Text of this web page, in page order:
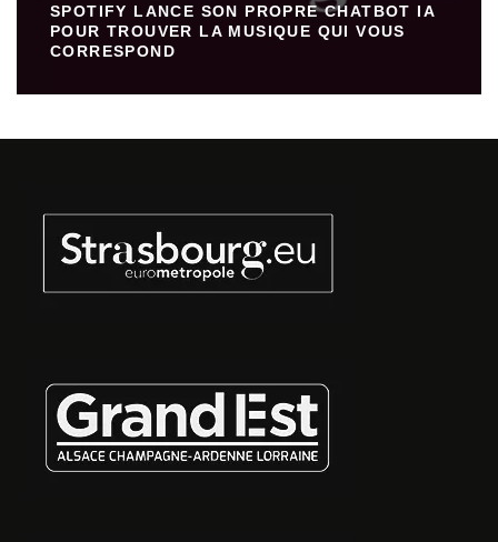
SPOTIFY LANCE SON PROPRE CHATBOT IA
POUR TROUVER LA MUSIQUE QUI VOUS
CORRESPOND